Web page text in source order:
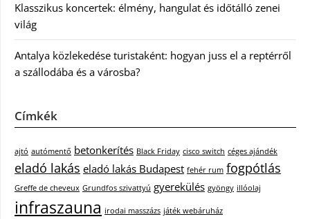
Klasszikus koncertek: élmény, hangulat és időtálló zenei
világ
Antalya közlekedése turistaként: hogyan juss el a reptérről
a szállodába és a városba?
Címkék
ajtó autómentő betonkerítés Black Friday cisco switch céges ajándék
eladó lakás eladó lakás Budapest fehér rum fogpótlás
Greffe de cheveux Grundfos szivattyú gyerekülés gyöngy illóolaj
infraszauna irodai masszázs játék webáruház